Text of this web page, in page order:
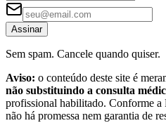
Assinar
Sem spam. Cancele quando quiser.
Aviso: o conteúdo deste site é
não substituindo a consulta
profissional habilitado. Conforme a
não há promessa nem garantia de